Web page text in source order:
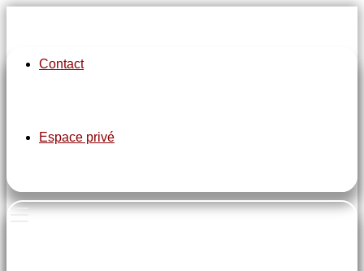
Contact
Espace privé